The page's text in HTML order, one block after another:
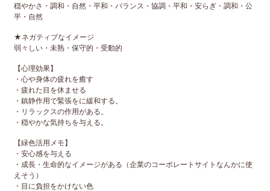
穏やかさ・調和・自然・平和・バランス・協調・平和・安らぎ・調和・公
平・自然
★ネガティブなイメージ
弱々しい・未熟・保守的・受動的
【心理効果】
・心や身体の疲れを癒す
・疲れた目を休ませる
・鎮静作用で緊張をに緩和する。
・リラックスの作用がある。
・穏やかな気持ちを与える。
【緑色活用メモ】
・安心感を与える
・成長・生命的なイメージがある（企業のコーポレートサイトなんかに使
えそう）
・目に負担をかけない色